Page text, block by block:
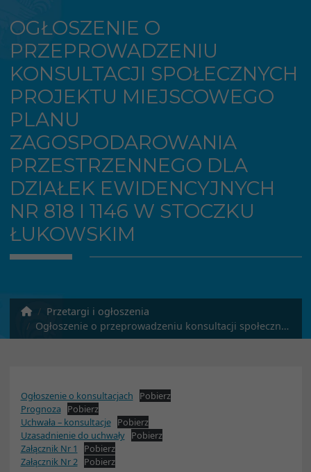
OGŁOSZENIE O
PRZEPROWADZENIU
KONSULTACJI SPOŁECZNYCH
PROJEKTU MIEJSCOWEGO
PLANU
ZAGOSPODAROWANIA
PRZESTRZENNEGO DLA
DZIAŁEK EWIDENCYJNYCH
NR 818 I 1146 W STOCZKU
ŁUKOWSKIM
Przetargi i ogłoszenia
Ogłoszenie o przeprowadzeniu konsultacji społecznych projektu miejscowego planu zagospodarowania przestrzennego dla działek ewidencyjnych nr 818 i 1146 w Stoczku Łukowskim
Ogłoszenie o konsultacjach
Pobierz
Prognoza
Pobierz
Uchwała – konsultacje Pobierz
Uzasadnienie do uchwały Pobierz
Załącznik Nr 1
Pobierz
Załącznik Nr 2 Pobierz